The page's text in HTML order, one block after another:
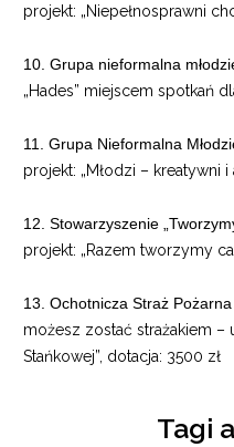
projekt: „Niepełnosprawni
10. Grupa nieformalna
„Hades” miejscem spotkań
11. Grupa Nieformalna
projekt: „Młodzi – kreatywni
12. Stowarzyszenie
projekt: „Razem tworzymy
13. Ochotnicza Straż
możesz zostać strażakiem –
Stańkowej”, dotacja: 3500 zł
Tagi